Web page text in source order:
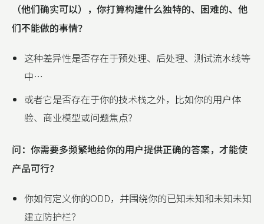
（他们确实可以），你打算构建什么独特的、困难的、他
们不能做的事情？
这种差异性是否存在于预处理、后处理、测试流水线等
中…
或者它是否存在于你的技术栈之外，比如你的用户体
验、商业模型或问题焦点？
问：你需要多频繁地给你的用户提供正确的答案，才能使
产品可行？
你如何定义你的ODD，并围绕你的已知未知和未知未知
建立防护栏？